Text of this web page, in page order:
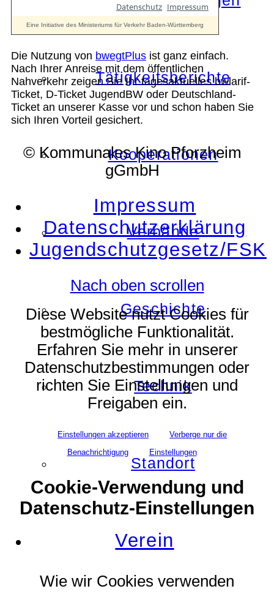
Tätigkeitsberichte
Kooperationen
Verbände
Geschichte
Technik
Standort
Verein
Die Nutzung von bwegtPlus ist ganz einfach.
Nach Ihrer Anreise mit dem öffentlichen
Nahverkehr zeigen Sie Ihr tagesaktuelles bwlarif-
Ticket, D-Ticket JugendBW oder Deutschland-
Ticket an unserer Kasse vor und schon haben Sie
sich Ihren Vorteil gesichert.
© Kommunales Kino Pforzheim
gGmbH
Impressum
Datenschutzerklärung
Jugendschutzgesetz/FSK
Nach oben scrollen
Diese Website nutzt Cookies für
bestmögliche Funktionalität.
Erfahren Sie mehr in unserer
Datenschutzbestimmungen oder
richten Sie Einstellungen und
Freigaben ein.
Einstellungen akzeptieren
Verberge nur die
Benachrichtigung
Einstellungen
Cookie-Verwendung und
Datenschutz-Einstellungen
Wie wir Cookies verwenden